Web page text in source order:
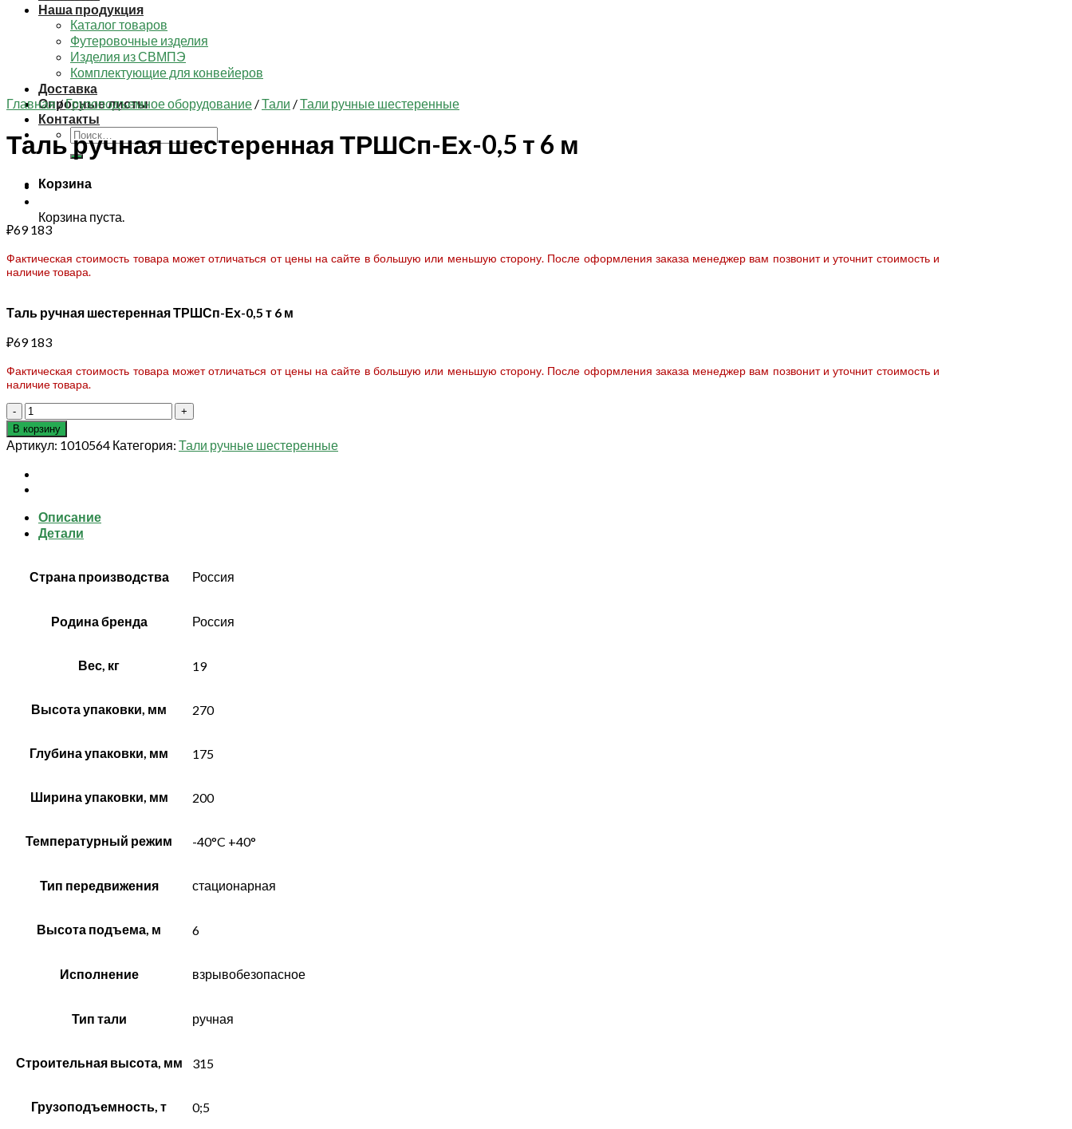
Наша продукция
Каталог товаров
Футеровочные изделия
Изделия из СВМПЭ
Комплектующие для конвейеров
Доставка
Опросные листы
Контакты
Искать:
Корзина
Корзина пуста.
Главная /Грузоподъемное оборудование /Тали /Тали ручные шестеренные
Таль ручная шестеренная ТРШСп-Ех-0,5 т 6 м
₽69 183
Фактическая стоимость товара может отличаться от цены на сайте в большую или меньшую сторону. После оформления заказа менеджер вам позвонит и уточнит стоимость и
наличие товара.
Таль ручная шестеренная ТРШСп-Ех-0,5 т 6 м
₽69 183
Фактическая стоимость товара может отличаться от цены на сайте в большую или меньшую сторону. После оформления заказа менеджер вам позвонит и уточнит стоимость и
наличие товара.
Количество
товара
Таль
ручная
шестеренная
ТРШСп-
т
6
В корзину
Артикул: 1010564 Категория: Тали ручные шестеренные
Описание
Детали
Страна производства Россия
Родина бренда Россия
Вес, кг 19
Высота упаковки, мм 270
Глубина упаковки, мм 175
Ширина упаковки, мм 200
Температурный режим -40°C +40°
Тип передвижения стационарная
Высота подъема, м 6
Исполнение взрывобезопасное
Тип тали ручная
Строительная высота, мм 315
Грузоподъемность, т 0;5